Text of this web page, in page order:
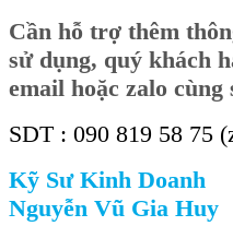
Cần hỗ trợ thêm
sử dụng, quý khách
email hoặc zalo cùng
SDT : 090 819 58 75
Kỹ Sư Kinh Doanh
Nguyễn Vũ Gia Huy